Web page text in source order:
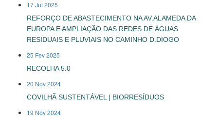
17 Jul 2025
REFORÇO DE ABASTECIMENTO NA AV.ALAMEDA DA
EUROPA E AMPLIAÇÃO DAS REDES DE ÁGUAS
RESIDUAIS E PLUVIAIS NO CAMINHO D.DIOGO
25 Fev 2025
RECOLHA 5.0
20 Nov 2024
COVILHÃ SUSTENTÁVEL | BIORRESÍDUOS
19 Nov 2024